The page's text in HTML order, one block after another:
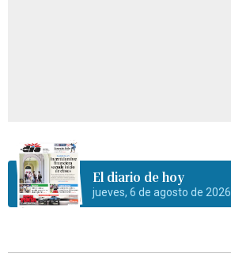
El diario de hoy
jueves, 6 de agosto de 2026